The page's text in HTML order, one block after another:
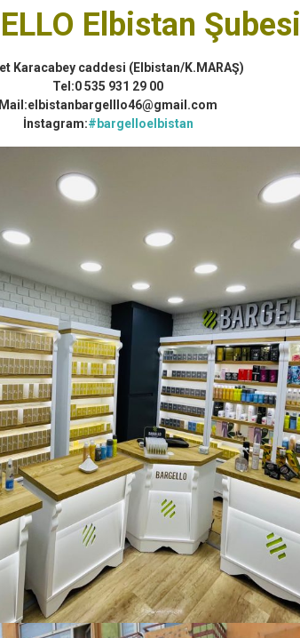
Elbistan Şubesi
Karacabey caddesi (Elbistan/K.MARAŞ)
Tel:0 535 931 29 00
Mail:elbistanbargelllo46@gmail.com
İnstagram:#bargelloelbistan